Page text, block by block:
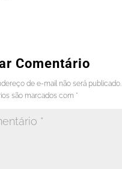
Comentário
de e-mail não será publicado.
são marcados com *